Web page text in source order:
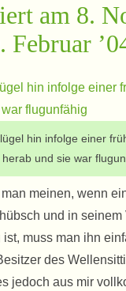
am 8.
Februar
hin infolge einer
herab und sie war
meinen, wenn
und in seinem
muss man ihn
des
jedoch aus mir